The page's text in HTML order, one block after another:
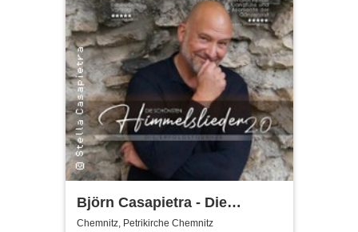
Björn Casapietra - Die
schönsten Himmelslieder 2.0
Chemnitz, Petrikirche Chemnitz